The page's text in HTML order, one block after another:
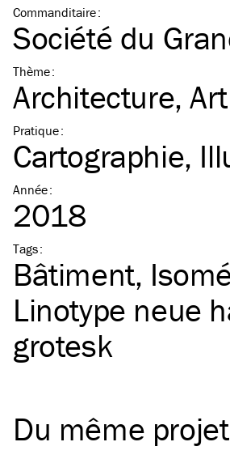
Commanditaire:
Société du
Thème:
Architecture Art
Pratique:
Cartographie
Année:
2018
Tags:
Bâtiment
Linotype neue
grotesk
Du même projet